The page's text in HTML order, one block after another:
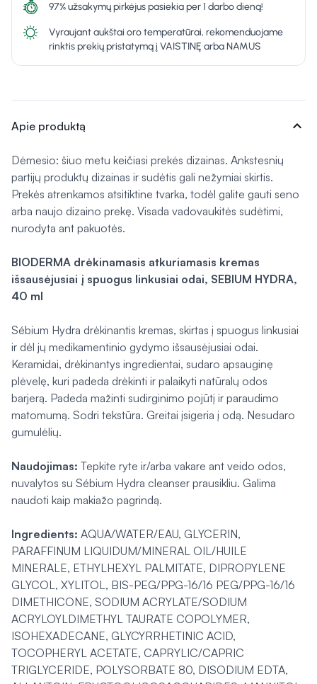
97% užsakymų pirkėjus pasiekia per 1 darbo dieną!
Vyraujant aukštai oro temperatūrai, rekomenduojame
rinktis prekių pristatymą į VAISTINĘ arba NAMUS
Apie produktą expand_more
Dėmesio: šiuo metu keičiasi prekės dizainas. Ankstesnių
partijų produktų dizainas ir sudėtis gali nežymiai skirtis.
Prekės atrenkamos atsitiktine tvarka, todėl galite gauti seno
arba naujo dizaino prekę. Visada vadovaukitės sudėtimi,
nurodyta ant pakuotės.
BIODERMA drėkinamasis atkuriamasis kremas
išsausėjusiai į spuogus linkusiai odai, SEBIUM HYDRA,
40 ml
Sébium Hydra drėkinantis kremas, skirtas į spuogus linkusiai
ir dėl jų medikamentinio gydymo išsausėjusiai odai.
Keramidai, drėkinantys ingredientai, sudaro apsauginę
plėvelę, kuri padeda drėkinti ir palaikyti natūralų odos
barjerą. Padeda mažinti sudirginimo pojūtį ir paraudimo
matomumą. Sodri tekstūra. Greitai įsigeria į odą. Nesudaro
gumulėlių.
Naudojimas: Tepkite ryte ir/arba vakare ant veido odos,
nuvalytos su Sébium Hydra cleanser prausikliu. Galima
naudoti kaip makiažo pagrindą.
Ingredients: AQUA/WATER/EAU, GLYCERIN,
PARAFFINUM LIQUIDUM/MINERAL OIL/HUILE
MINERALE, ETHYLHEXYL PALMITATE, DIPROPYLENE
GLYCOL, XYLITOL, BIS-PEG/PPG-16/16 PEG/PPG-16/16
DIMETHICONE, SODIUM ACRYLATE/SODIUM
ACRYLOYLDIMETHYL TAURATE COPOLYMER,
ISOHEXADECANE, GLYCYRRHETINIC ACID,
TOCOPHERYL ACETATE, CAPRYLIC/CAPRIC
TRIGLYCERIDE, POLYSORBATE 80, DISODIUM EDTA,